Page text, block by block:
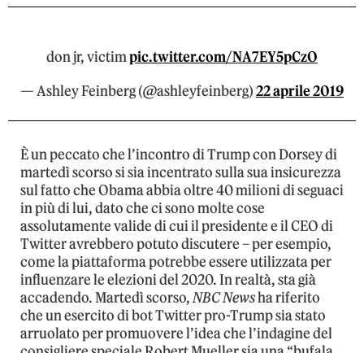
don jr, victimpic.twitter.com/NA7EY5pCzO
— Ashley Feinberg (@ashleyfeinberg)22 aprile 2019
È un peccato che l’incontro di Trump con Dorsey di
martedì scorso si sia incentrato sulla sua insicurezza
sul fatto che Obama abbia oltre 40 milioni di seguaci
in più di lui, dato che ci sono molte cose
assolutamente valide di cui il presidente e il CEO di
Twitter avrebbero potuto discutere – per esempio,
come la piattaforma potrebbe essere utilizzata per
influenzare le elezioni del 2020. In realtà, sta già
accadendo. Martedì scorso,NBC Newsha riferito
che un esercito di bot Twitter pro-Trump sia stato
arruolato per promuovere l’idea che l’indagine del